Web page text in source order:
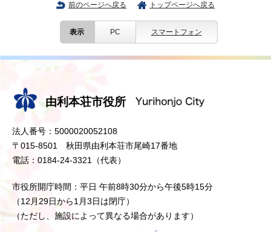
前のページへ戻る トップページへ戻る
表示 PC スマートフォン
由利本荘市役所
法人番号：5000020052108
〒015-8501 秋田県由利本荘市尾崎17番地
電話：0184-24-3321（代表）
市役所開庁時間：平日 午前8時30分から午後5時15分
（12月29日から1月3日は閉庁）
（ただし、施設によって異なる場合があります）